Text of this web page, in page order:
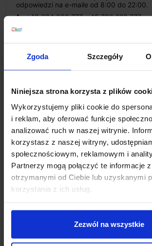
Zgoda Szczegóły
Niniejsza strona korzysta z plików
Wykorzystujemy pliki cookie do
i reklam, aby oferować funkcje
analizować ruch w naszej witrynie.
korzystasz z naszej witryny,
społecznościowym, reklamowym i
Partnerzy mogą połączyć te informacje
otrzymanymi od Ciebie lub uzyskanymi
korzystania z ich usług.
Zezwól na wszystkie
odpowiedzi na e-maile od 8:00 do 22:00.
phone +48 694 000 777,+48 799 220 777
email
Metody płatności
Koszt dostawy
Zapytaj o produkt
Opis
Parametry:
wysokość (mm): 1200
szerokość (mm): 530